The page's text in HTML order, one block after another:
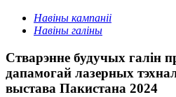
Навіны кампаніі
Навіны галіны
Стварэнне будучых галін
дапамогай лазерных
выстава Пакистана 2024